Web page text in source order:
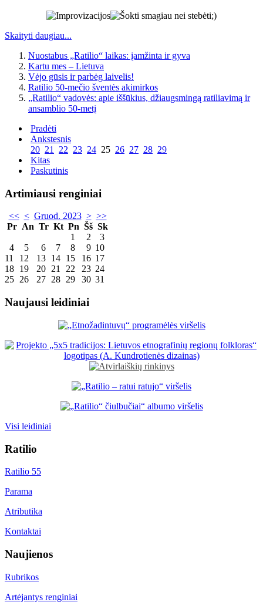
Skaityti daugiau...
Nuostabus „Ratilio“ laikas: įamžinta ir gyva
Kartu mes – Lietuva
Vėjo gūsis ir parbėg laivelis!
Ratilio 50-mečio šventės akimirkos
„Ratilio“ vadovės: apie iššūkius, džiaugsmingą ratiliavimą ir
ansamblio 50-metį
Pradėti
Ankstesnis
20 21 22 23 24 25 26 27 28 29
Kitas
Paskutinis
Artimiausi renginiai
<< < Gruod. 2023 > >>
Pr An Tr Kt Pn Šš Sk
1
2
3
4
5 6 7 8 9 10
11
12 13 14 15 16 17
18 19 20 21 22 23 24
25 26 27 28 29 30 31
Naujausi leidiniai
Visi leidiniai
Ratilio
Ratilio 55
Parama
Atributika
Kontaktai
Naujienos
Rubrikos
Artėjantys renginiai